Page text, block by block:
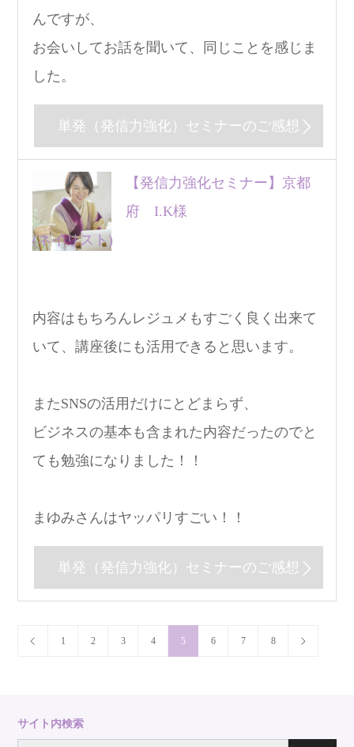
んですが、
お会いしてお話を聞いて、同じことを感じま
した。
単発（発信力強化）セミナーのご感想
【発信力強化セミナー】京都
府 I.K様
(ネイリスト)
内容はもちろんレジュメもすごく良く出来て
いて、講座後にも活用できると思います。
またSNSの活用だけにとどまらず、
ビジネスの基本も含まれた内容だったのでと
ても勉強になりました！！
まゆみさんはヤッパリすごい！！
単発（発信力強化）セミナーのご感想
1 2 3 4 5 6 7 8
サイト内検索